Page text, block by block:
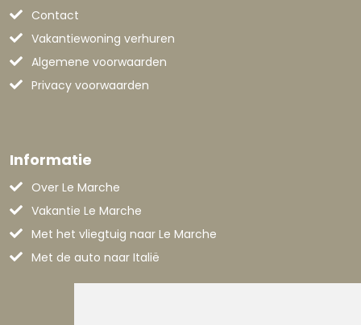
Contact
Vakantiewoning verhuren
Algemene voorwaarden
Privacy voorwaarden
Informatie
Over Le Marche
Vakantie Le Marche
Met het vliegtuig naar Le Marche
Met de auto naar Italië